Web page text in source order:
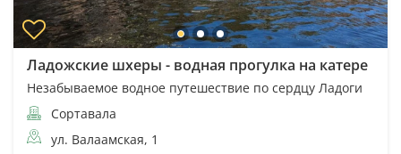
Ладожские шхеры - водная прогулка на катере
Незабываемое водное путешествие по сердцу Ладоги
Сортавала
ул. Валаамская, 1